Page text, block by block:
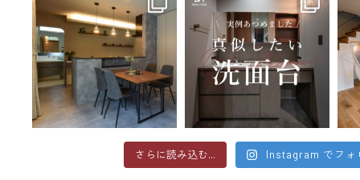
さらに読み込む... Instagram でフォ